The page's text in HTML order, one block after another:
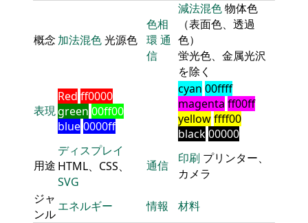
概念 加法混色光源色
色相
環 通
信
減法混色物体色
（表面色、透過
色）
蛍光色、金属光沢
を除く
表現
Red ff0000
green 00ff00
blue0000ff
cyan 00ffff
magenta ff00ff
yellowffff00
black00000
用途
ディスプレイ
HTML、CSS、
SVG
通信 印刷 プリンター、
カメラ
ジャ
ンル
エネルギー 情報
材料